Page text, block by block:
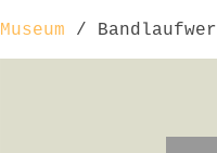
Museum /